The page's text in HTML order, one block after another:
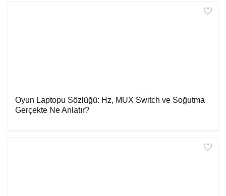
Oyun Laptopu Sözlüğü: Hz, MUX Switch ve Soğutma
Gerçekte Ne Anlatır?